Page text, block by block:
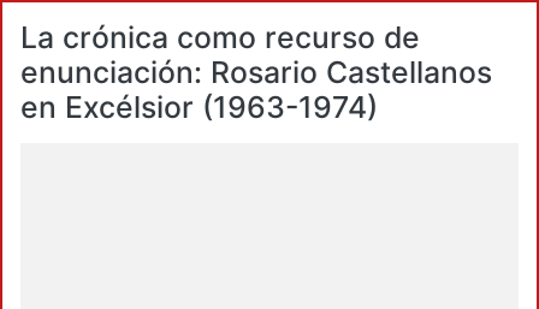
La crónica como recurso de
enunciación: Rosario Castellanos
en Excélsior (1963-1974)